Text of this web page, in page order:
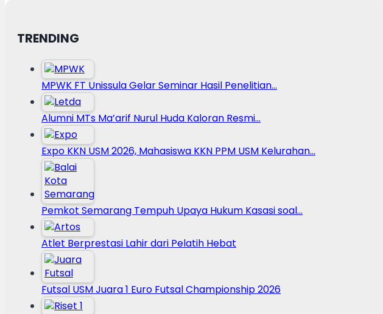
TRENDING
MPWK FT Unissula Gelar Seminar Hasil Penelitian…
Alumni MTs Ma’arif Nurul Huda Kaloran Resmi…
Expo KKN USM 2026, Mahasiswa KKN PPM USM Kelurahan…
Pemkot Semarang Tempuh Upaya Hukum Kasasi soal…
Atlet Berprestasi Lahir dari Pelatih Hebat
Futsal USM Juara 1 Euro Futsal Championship 2026